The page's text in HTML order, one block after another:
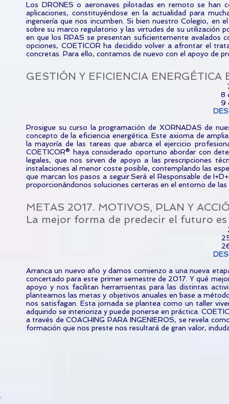
Los DRONES o aeronaves pilotadas en remoto se han
aplicaciones, constituyéndose en la actualidad para
ingeniería que nos incumben. Si bien nuestro Colegio, en
sobre su marco regulatorio y las virtudes de su utilización
en que los RPAS se presentan suficientemente avalados
opciones, COETICOR ha decidido volver a afrontar el
concretas. Para ello, contamos de nuevo con el apoyo de
GESTIÓN Y EFICIENCIA ENERGÉTICA
8
9
Prosigue su curso la programación de XORNADAS de
concepto de la eficiencia energética. Este axioma de
la mayoría de las tareas que abarca el ejercicio
COETICOR® haya considerado oportuno abordar con
legales, que nos sirven de apoyo a las prescripciones
instalaciones al menor coste posible, contemplando las
que marcan los pasos a seguir.Será el Responsable de
proporcionándonos soluciones certeras en el entorno de las
METAS 2017. MOTIVOS, PLAN Y
La mejor forma de predecir el futuro
Arranca un nuevo año y damos comienzo a una nueva
concertado para este primer semestre de 2017. Y qué
apoyo y nos facilitan herramientas para las distintas
plantearnos las metas y objetivos anuales en base a
nos satisfagan. Esta jornada se plantea como un taller
adquirido se interioriza y puede ponerse en práctica.
a través de COACHING PARA INGENIEROS, se revela
formación que nos preste nos resultará de gran valor,